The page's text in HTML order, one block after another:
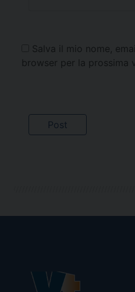
Salva il mio nome,
browser per la prossima